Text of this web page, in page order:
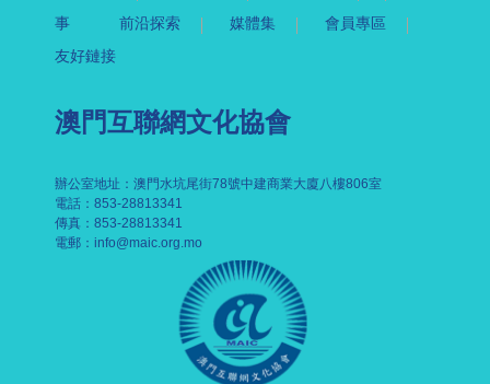
事
前沿探索 媒體集
會員專區
友好鏈接
澳門互聯網文化協會
辦公室地址：澳門水坑尾街78號中建商業大廈八樓806室
電話：853-28813341
傳真：853-28813341
電郵： info@maic.org.mo